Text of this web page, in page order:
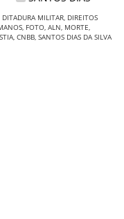
DITADURA MILITAR, DIREITOS
, FOTO, ALN, MORTE,
, CNBB, SANTOS DIAS DA SILVA